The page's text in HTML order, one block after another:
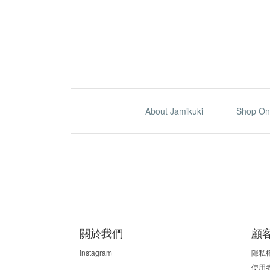
About Jamikuki Shop
關於我們
instagram
顧
隱私
使用